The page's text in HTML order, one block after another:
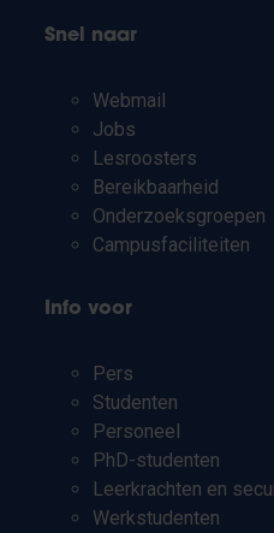
Snel naar
Webmail
Jobs
Lesroosters
Bereikbaarheid
Onderzoeksgroepen
Campusfaciliteiten
Info voor
Pers
Studenten
Personeel
PhD-studenten
Leerkrachten en
Werkstudenten